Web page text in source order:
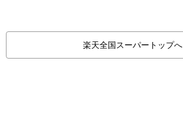
楽天全国スーパートップへ